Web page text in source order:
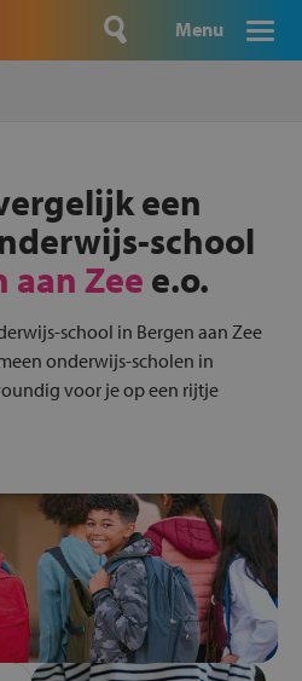
Menu
een
school
aan Zee e.o.
school in Bergen aan Zee
onderwijs-scholen in
voor je op een rijtje